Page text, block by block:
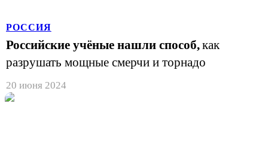
РОССИЯ
Российские учёные нашли способ,как
разрушать мощные смерчи и торнадо
20 июня 2024